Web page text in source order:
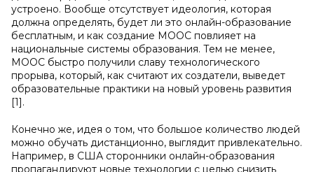
устроено. Вообще отсутствует идеология, которая
должна определять, будет ли это онлайн-образование
бесплатным, и как создание MOOC повлияет на
национальные системы образования. Тем не менее,
MOOC быстро получили славу технологического
прорыва, который, как считают их создатели, выведет
образовательные практики на новый уровень развития
[1].
Конечно же, идея о том, что большое количество людей
можно обучать дистанционно, выглядит привлекательно.
Например, в США сторонники онлайн-образования
пропагандируют новые технологии с целью снизить